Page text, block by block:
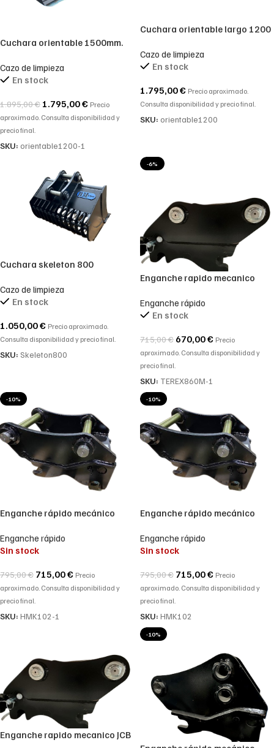
Cuchara orientable 1500mm.
Cazo de limpieza
En stock
1.895,00€ 1.795,00€ Precio
aproximado. Consulta disponibilidad y
precio final.
SKU: orientable1200-1
Cuchara orientable largo 1200
Cazo de limpieza
En stock
1.795,00€ Precio aproximado.
Consulta disponibilidad y precio final.
SKU: orientable1200
Cuchara skeleton 800
Cazo de limpieza
En stock
1.050,00€ Precio aproximado.
Consulta disponibilidad y precio final.
SKU: Skeleton800
-6%
Enganche rapido mecanico
Enganche rápido
En stock
715,00€ 670,00€ Precio
aproximado. Consulta disponibilidad y
precio final.
SKU: TEREX860M-1
-10%
Enganche rápido mecánico
Enganche rápido
Sin stock
795,00€ 715,00€ Precio
aproximado. Consulta disponibilidad y
precio final.
SKU: HMK102-1
-10%
Enganche rápido mecánico
Enganche rápido
Sin stock
795,00€ 715,00€ Precio
aproximado. Consulta disponibilidad y
precio final.
SKU: HMK102
Enganche rapido mecanico JCB
-10%